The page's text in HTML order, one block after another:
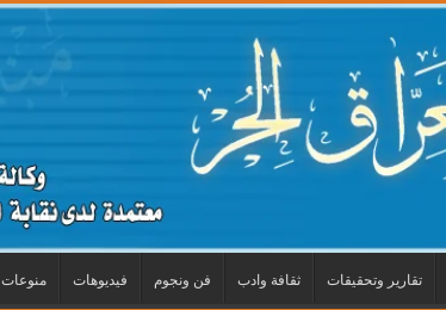
تقارير وتحقيقات ثقافة وادب فن ونجوم فيديوهات منوعات